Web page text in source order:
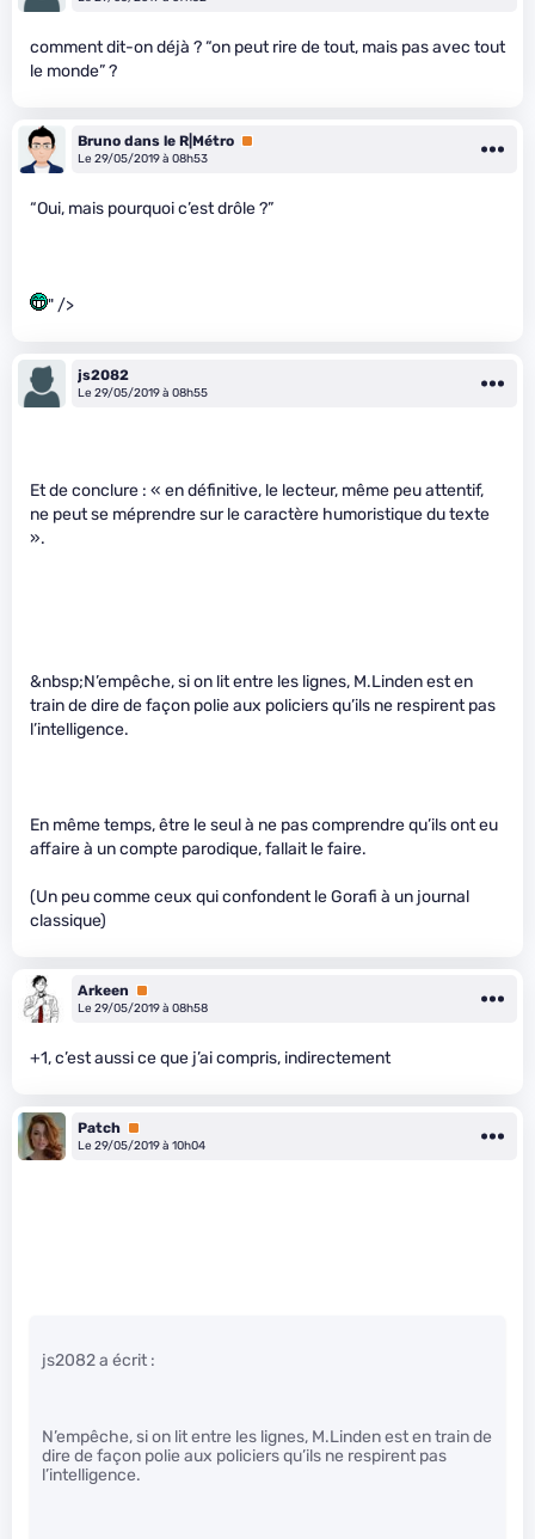
comment dit-on déjà ? “on peut rire de tout, mais pas avec tout
le monde” ?
Bruno dans le R|Métro Premium
Le 29/05/2019 à 08h53
“Oui, mais pourquoi c’est drôle ?”
" />
js2082
Le 29/05/2019 à 08h55
Et de conclure : « en définitive, le lecteur, même peu attentif,
ne peut se méprendre sur le caractère humoristique du texte
».
&nbsp;N’empêche, si on lit entre les lignes, M.Linden est en
train de dire de façon polie aux policiers qu’ils ne respirent pas
l’intelligence.
En même temps, être le seul à ne pas comprendre qu’ils ont eu
affaire à un compte parodique, fallait le faire.
(Un peu comme ceux qui confondent le Gorafi à un journal
classique)
Arkeen
Premium
Le 29/05/2019 à 08h58
+1, c’est aussi ce que j’ai compris, indirectement
Patch Premium
Le 29/05/2019 à 10h04
js2082 a écrit :
N’empêche, si on lit entre les lignes, M.Linden est en train de
dire de façon polie aux policiers qu’ils ne respirent pas
l’intelligence.